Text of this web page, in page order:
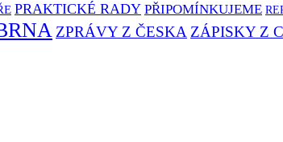
PRAKTICKÉ RADY PŘIPOMÍNKUJEME
ZPRÁVY Z ČESKA ZÁPISKY Z